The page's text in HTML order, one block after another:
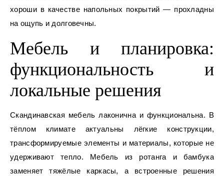
хороши в качестве напольных покрытий — прохладны
на ощупь и долговечны.
Мебель и планировка:
функциональность и
локальные решения
Скандинавская мебель лаконична и функциональна. В
тёплом климате актуальны лёгкие конструкции,
трансформируемые элементы и материалы, которые не
удерживают тепло. Мебель из ротанга и бамбука
заменяет тяжёлые каркасы, а встроенные решения